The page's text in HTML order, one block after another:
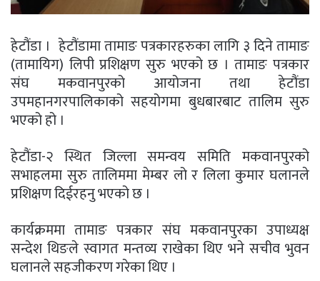
हेटौंडा । हेटौंडामा तामाङ पत्रकारहरुका लागि ३ दिने तामाङ
(तामायिग) लिपी प्रशिक्षण सुरु भएको छ । तामाङ पत्रकार
संघ मकवानपुरको आयोजना तथा हेटौंडा
उपमहानगरपालिकाको सहयोगमा बुधबारबाट तालिम सुरु
भएको हो ।
हेटौंडा-२ स्थित जिल्ला समन्वय समिति मकवानपुरको
सभाहलमा सुरु तालिममा मेम्बर लो र लिला कुमार घलानले
प्रशिक्षण दिईरहनु भएको छ ।
कार्यक्रममा तामाङ पत्रकार संघ मकवानपुरका उपाध्यक्ष
सन्देश थिङले स्वागत मन्तव्य राखेका थिए भने सचीव भुवन
घलानले सहजीकरण गरेका थिए ।